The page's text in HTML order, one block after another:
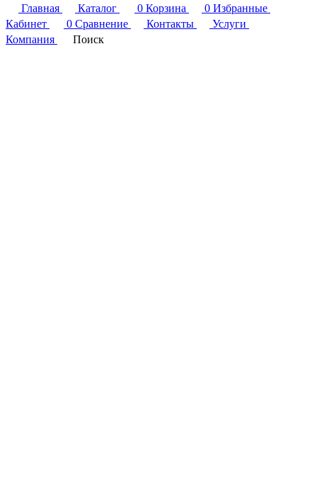
Главная
Каталог 0 Корзина 0 Избранные
Кабинет
0 Сравнение Контакты
Услуги
Компания
Поиск